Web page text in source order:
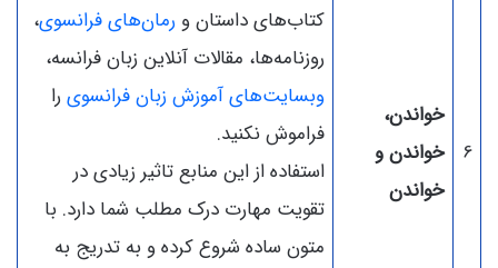
6
خواندن،
خواندن و
خواندن
کتاب‌های داستان و رمان‌های فرانسوی،
روزنامه‌ها، مقالات آنلاین زبان فرانسه،
وبسایت‌های آموزش زبان فرانسویرا
فراموش نکنید.
استفاده از این منابع تاثیر زیادی در
تقویت مهارت درک مطلب شما دارد. با
متون ساده شروع کرده و به تدریج به